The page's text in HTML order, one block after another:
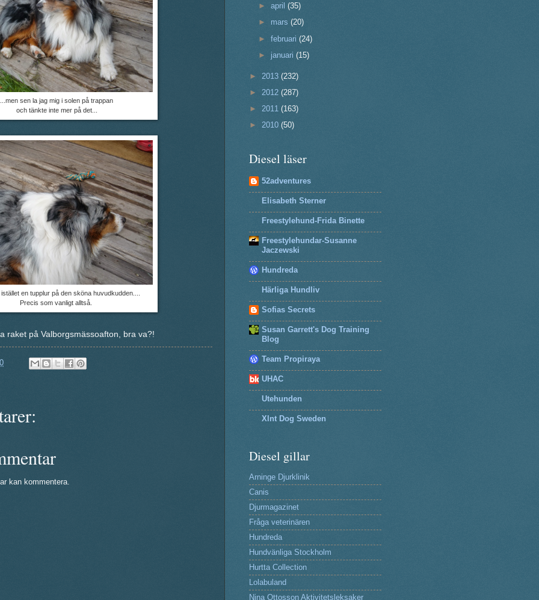
...men sen la jag mig i solen på trappan
och tänkte inte mer på det...
en tupplur på den sköna huvudkudden....
Precis som vanligt alltså.
raket på Valborgsmässoafton, bra va?!
kan kommentera.
►april(35)
► mars(20)
►februari(24)
► januari(15)
► 2013 (232)
► 2012 (287)
► 2011 (163)
► 2010 (50)
Diesel läser
52adventures
Elisabeth Sterner
Freestylehund-Frida Binette
Freestylehundar-Susanne
Jaczewski
Hundreda
Härliga Hundliv
Sofias Secrets
Susan Garrett's Dog Training
Blog
Team Propiraya
UHAC
Utehunden
Xlnt Dog Sweden
Diesel gillar
Arninge Djurklinik
Canis
Djurmagazinet
Fråga veterinären
Hundreda
Hundvänliga Stockholm
Hurtta Collection
Lolabuland
Nina Ottosson Aktivitetsleksaker